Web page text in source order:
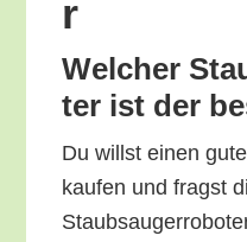
r
Wel­cher
ter ist der
Du willst einen
kau­fen und fragst